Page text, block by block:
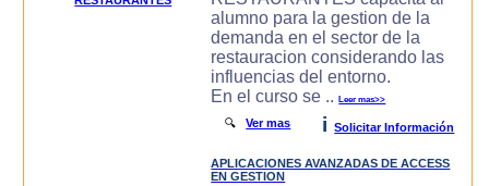
alumno para la gestion de la
demanda en el sector de la
restauracion considerando las
influencias del entorno.
En el curso se ..Leer mas>>
🔍Ver mas i Solicitar Información
APLICACIONES AVANZADAS DE ACCESS
EN GESTION